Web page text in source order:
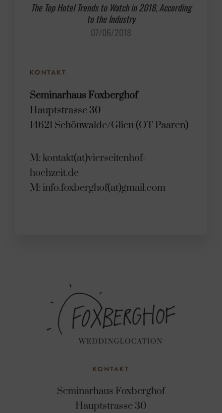
The Top Hotel Trends to Watch in 2018, According
to the Industry
07/06/2018
KONTAKT
Seminarhaus Foxberghof
Hauptstrasse 30
14621 Schönwalde/Glien (OT Paaren)
M: kontakt(at)vierseitenhof-
hochzeit.de
M: info.foxberghof(at)gmail.com
KONTAKT
Seminarhaus Foxberghof
Hauptstrasse 30